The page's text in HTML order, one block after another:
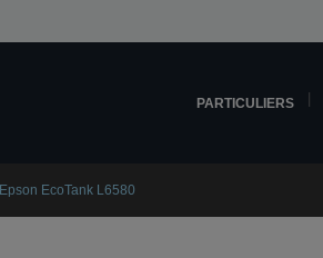
PARTICULIERS
Epson EcoTank L6580